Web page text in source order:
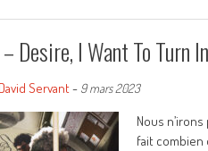
– Desire, I Want To Turn
David Servant- 9 mars 2023
Nous
fait combien